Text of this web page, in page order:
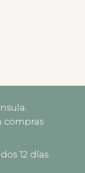
Península.
12 días